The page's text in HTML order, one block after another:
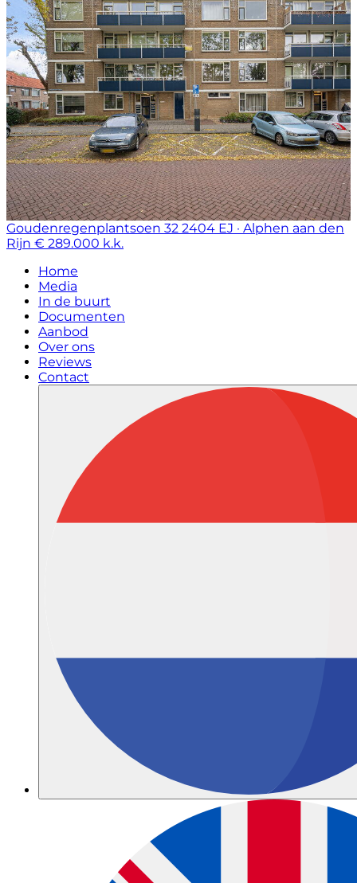
Goudenregenplantsoen 32 2404 EJ · Alphen aan den
Rijn € 289.000 k.k.
Home
Media
In de buurt
Documenten
Aanbod
Over ons
Reviews
Contact